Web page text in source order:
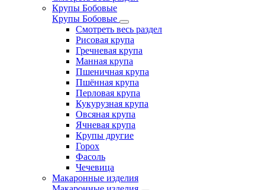
Крупы Бобовые
Крупы Бобовые
Смотреть весь раздел
Рисовая крупа
Гречневая крупа
Манная крупа
Пшеничная крупа
Пшённая крупа
Перловая крупа
Кукурузная крупа
Овсяная крупа
Ячневая крупа
Крупы другие
Горох
Фасоль
Чечевица
Макаронные изделия